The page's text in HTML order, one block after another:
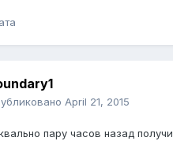
April 21, 2015
пару часов назад